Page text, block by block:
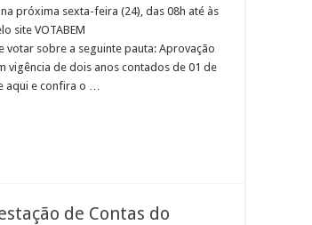
próxima sexta-feira (24), das 08h até às
site VOTABEM
sobre a seguinte pauta: Aprovação
vigência de dois anos contados de 01 de
aqui e confira o …
de Contas do